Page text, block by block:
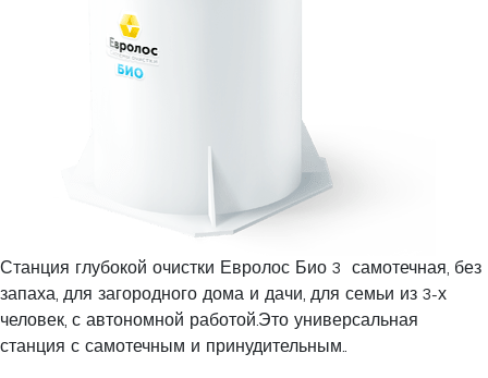
Станция глубокой очистки Евролос Био 3 самотечная, без
запаха, для загородного дома и дачи, для семьи из 3-х
человек, с автономной работой.Это универсальная
станция с самотечным и принудительным..